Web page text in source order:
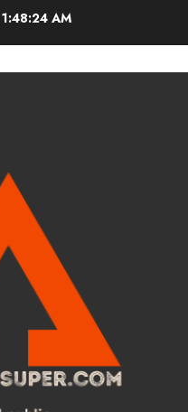
1:48:24 AM